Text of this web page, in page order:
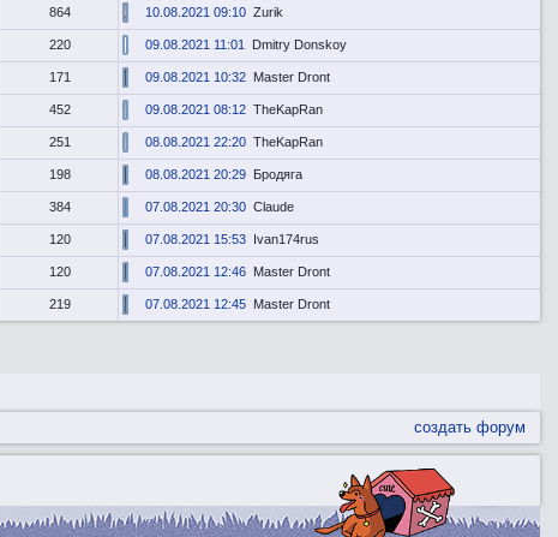
864 10.08.2021 09:10 Zurik
220 09.08.2021 11:01 Dmitry Donskoy
171 09.08.2021 10:32 Master Dront
452 09.08.2021 08:12 TheKapRan
251 08.08.2021 22:20 TheKapRan
198 08.08.2021 20:29 Бродяга
384 07.08.2021 20:30 Claude
120 07.08.2021 15:53 Ivan174rus
120 07.08.2021 12:46 Master Dront
219 07.08.2021 12:45 Master Dront
создать форум